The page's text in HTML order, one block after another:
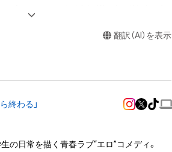
願する権利を含みます。)を意味します。)
されています。そのため、本アイテムを保
方、著作隣接権の権利者またはその管理委託
、知的財産権を侵害するおそれのある行為
、リバースエンジニアリングを含みますが、
翻訳（AI）を表示
終わる」
の日常を描く青春ラブ“エロ”コメディ。